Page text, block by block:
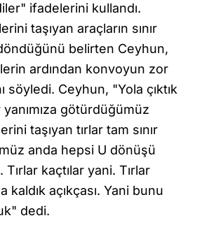
ifadelerini kullandı.
taşıyan araçların sınır
belirten Ceyhun,
ardından konvoyun zor
söyledi. Ceyhun, "Yola çıktık
götürdüğümüz
taşıyan tırlar tam sınır
anda hepsi U dönüşü
kaçtılar yani. Tırlar
kaldık açıkçası. Yani bunu
dedi.